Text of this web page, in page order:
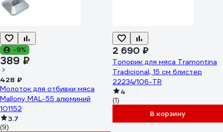
-9%
389 ₽
428 ₽
Молоток для отбивки мяса
Mallony MAL-55 алюминий
101152
3.7
(9)
2 690 ₽
Топорик для мяса Tramontina
Tradicional, 15 см блистер
22234/106-TR
4
(1)
В корзину